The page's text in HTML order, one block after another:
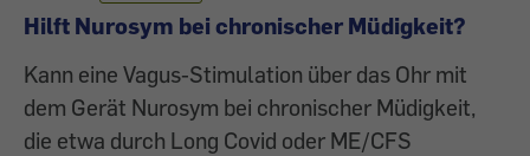
Hilft Nurosym bei chronischer Müdigkeit?
Kann eine Vagus-Stimulation über das Ohr mit
dem Gerät Nurosym bei chronischer Müdigkeit,
die etwa durch Long Covid oder ME/CFS